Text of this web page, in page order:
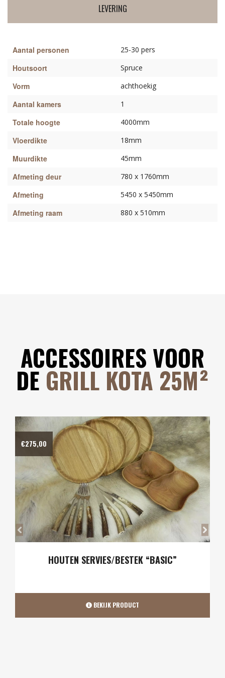
LEVERING
Aantal personen 25-30 pers
Houtsoort Spruce
Vorm achthoekig
Aantal kamers 1
Totale hoogte 4000mm
Vloerdikte 18mm
Muurdikte 45mm
Afmeting deur 780 x 1760mm
Afmeting 5450 x 5450mm
Afmeting raam 880 x 510mm
ACCESSOIRES VOOR
DE GRILL KOTA 25M²
59,00
GORDIJNEN VOOR GRILLCABINES
BEKIJK PRODUCT